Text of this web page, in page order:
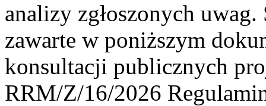
analizy zgłoszonych
zawarte w poniższym
konsultacji publicznych
RRM/Z/16/2026